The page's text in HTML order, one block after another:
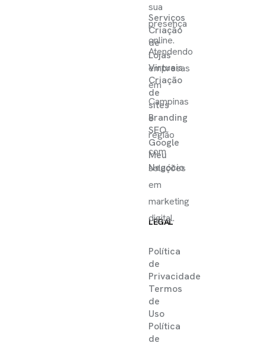
Serviços
Criação
de
Lojas
Virtuais
Criação
de
sites
Branding
SEO
Google
Meu
Negócio
LEGAL
Política
de
Privacidade
Termos
de
Uso
Política
de
sua
presença
online.
Atendendo
empresas
em
Campinas
e
região
com
soluções
em
marketing
digital.